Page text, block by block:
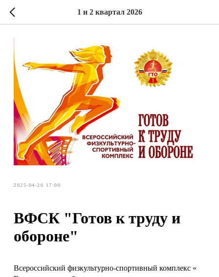
1 и 2 квартал 2026
2025-04-20 17:00
ВФСК "Готов к труду и
обороне"
Всероссийский физкультурно-спортивный комплекс «